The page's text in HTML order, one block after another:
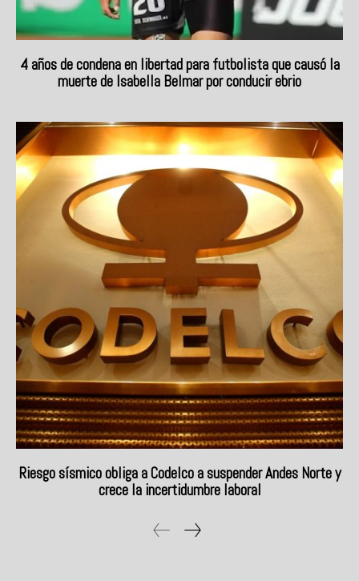
4 años de condena en libertad para futbolista que causó la
muerte de Isabella Belmar por conducir ebrio
Riesgo sísmico obliga a Codelco a suspender Andes Norte y
crece la incertidumbre laboral